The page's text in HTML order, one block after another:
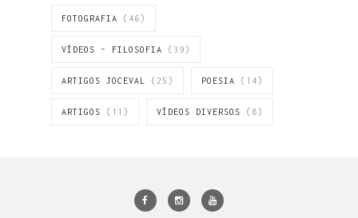
FOTOGRAFIA (46)
VÍDEOS - FILOSOFIA (39)
ARTIGOS JOCEVAL (25) POESIA (14)
ARTIGOS (11) VÍDEOS DIVERSOS (8)